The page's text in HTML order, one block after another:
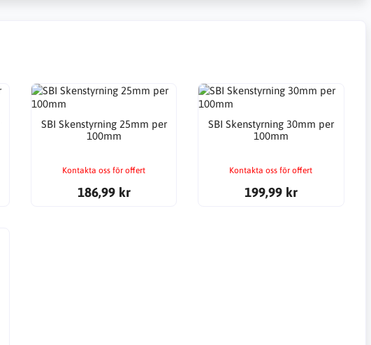
SBI Skenstyrning 25mm per
100mm
Kontakta oss för offert
186,99 kr
SBI Skenstyrning 30mm per
100mm
Kontakta oss för offert
199,99 kr